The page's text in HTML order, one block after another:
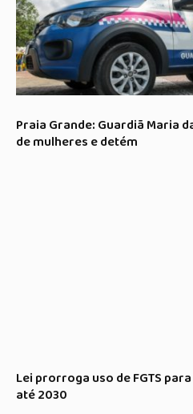
Praia Grande: Guardiã Maria
de mulheres e detém
Lei prorroga uso de FGTS
até 2030